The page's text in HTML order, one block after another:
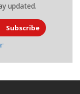
updated.
Subscribe